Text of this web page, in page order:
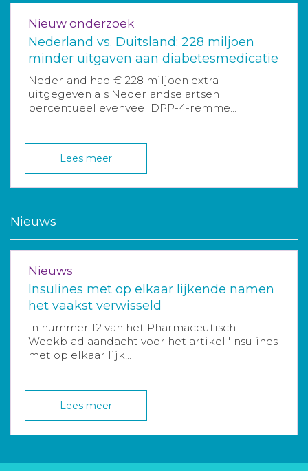
Nieuw onderzoek
Nederland vs. Duitsland: 228 miljoen
minder uitgaven aan diabetesmedicatie
Nederland had € 228 miljoen extra
uitgegeven als Nederlandse artsen
percentueel evenveel DPP-4-remme...
Lees meer
Nieuws
Nieuws
Insulines met op elkaar lijkende namen
het vaakst verwisseld
In nummer 12 van het Pharmaceutisch
Weekblad aandacht voor het artikel 'Insulines
met op elkaar lijk...
Lees meer